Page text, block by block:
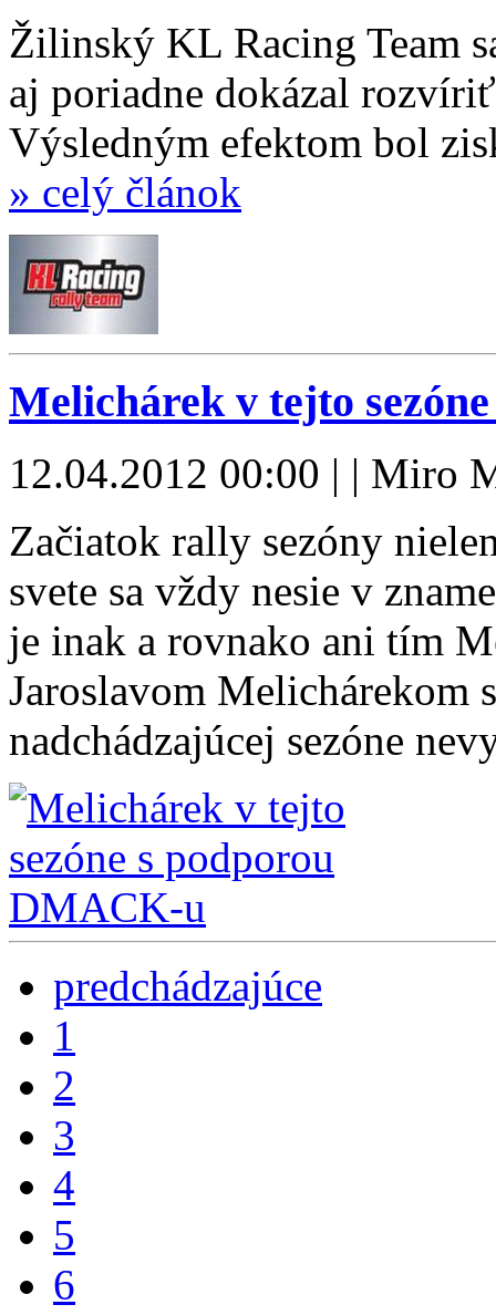
Žilinský KL Racing Team
aj poriadne dokázal
Výsledným efektom bol
» celý článok
Melichárek v tejto
12.04.2012 00:00 | | Miro
Začiatok rally sezóny
svete sa vždy nesie v
je inak a rovnako ani tím
Jaroslavom Melichárekom
nadchádzajúcej sezóne
predchádzajúce
1
2
3
4
5
6